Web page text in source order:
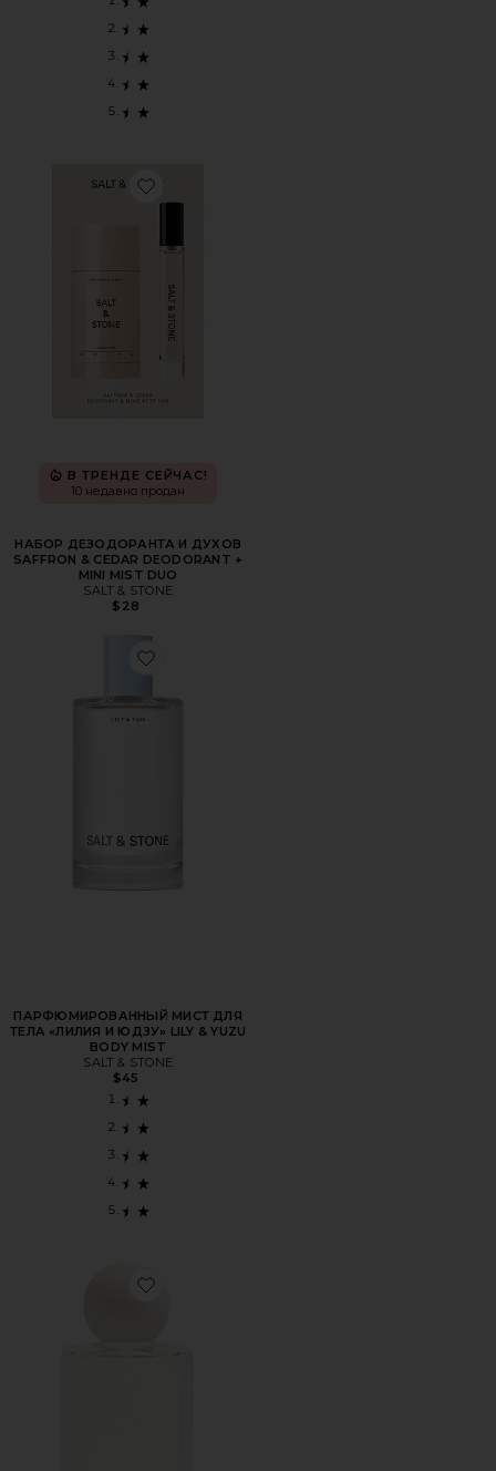
Favorite НАБОР ДЕЗОДОРАНТА И ДУХОВ SAFFRON &
В ТРЕНДЕ СЕЙЧАС!
10 недавно продан
НАБОР ДЕЗОДОРАНТА И ДУХОВ
SAFFRON & CEDAR DEODORANT +
MINI MIST DUO
SALT & STONE
$28
Favorite ПАРФЮМИРОВАННЫЙ МИСТ ДЛЯ ТЕЛА «ЛИЛИЯ
ПАРФЮМИРОВАННЫЙ МИСТ ДЛЯ
ТЕЛА «ЛИЛИЯ И ЮДЗУ» LILY & YUZU
BODY MIST
SALT & STONE
$45
Favorite ПАРФЮМЕРНАЯ ВОДА BO